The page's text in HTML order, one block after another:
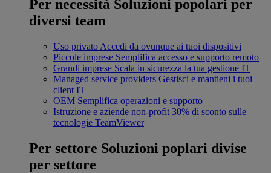
Per necessità Soluzioni popolari per
diversi team
Uso privato Accedi da ovunque ai tuoi dispositivi
Piccole imprese Semplifica accesso e supporto remoto
Grandi imprese Scala in sicurezza la tua gestione IT
Managed service providers Gestisci e mantieni i tuoi
client IT
OEM Semplifica operazioni e supporto
Istruzione e aziende non-profit 30% di sconto sulle
tecnologie TeamViewer
Per settore Soluzioni poplari divise
per settore